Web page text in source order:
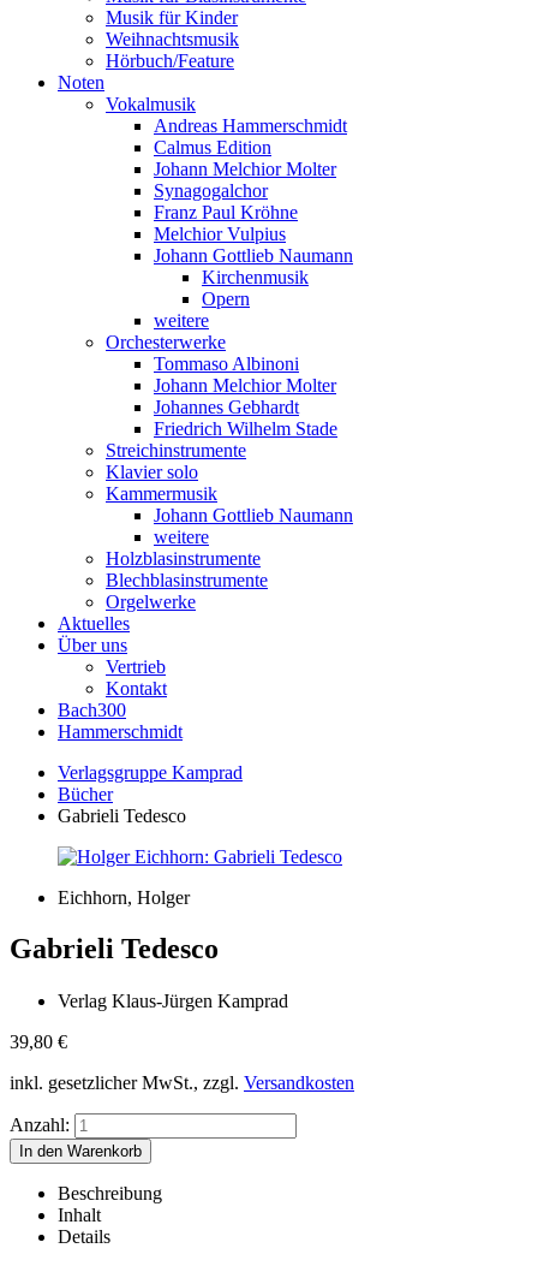
Musik für Kinder
Weihnachtsmusik
Hörbuch/Feature
Noten
Vokalmusik
Andreas Hammerschmidt
Calmus Edition
Johann Melchior Molter
Synagogalchor
Franz Paul Kröhne
Melchior Vulpius
Johann Gottlieb Naumann
Kirchenmusik
Opern
weitere
Orchesterwerke
Tommaso Albinoni
Johann Melchior Molter
Johannes Gebhardt
Friedrich Wilhelm Stade
Streichinstrumente
Klavier solo
Kammermusik
Johann Gottlieb Naumann
weitere
Holzblasinstrumente
Blechblasinstrumente
Orgelwerke
Aktuelles
Über uns
Vertrieb
Kontakt
Bach300
Hammerschmidt
Verlagsgruppe Kamprad
Bücher
Gabrieli Tedesco
Eichhorn, Holger
Gabrieli Tedesco
Verlag Klaus-Jürgen Kamprad
39,80 €
inkl. gesetzlicher MwSt., zzgl. Versandkosten
Anzahl:
Beschreibung
Inhalt
Details